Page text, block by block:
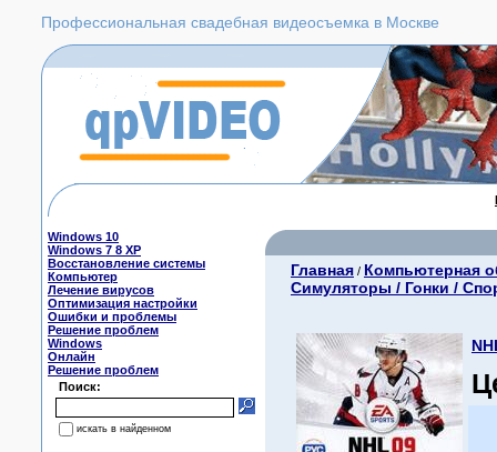
Профессиональная свадебная видеосъемка в Москве
Windows 10
Windows 7 8 XP
Восстановление системы
Компьютер
Лечение вирусов
Оптимизация настройки
Ошибки и проблемы
Решение проблем
Windows
Онлайн
Решение проблем
Поиск:
искать в найденном
Главная / Компьютерная
Симуляторы / Гонки /